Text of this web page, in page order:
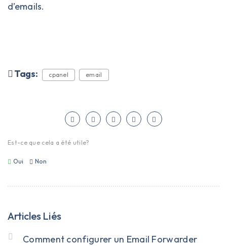
d’emails.
Tags: cpanel email
Est-ce que cela a été utile?
Oui Non
Articles Liés
Comment configurer un Email Forwarder